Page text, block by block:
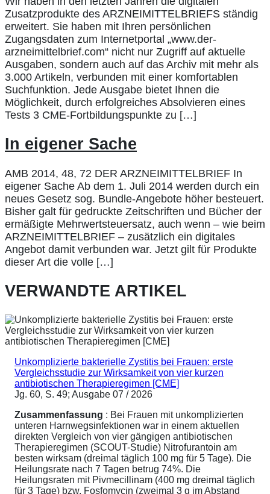
Zusatzprodukte des ARZNEIMITTELBRIEFS ständig
erweitert. Sie haben mit Ihren persönlichen
Zugangsdaten zum Internetportal „www.der-
arzneimittelbrief.com“ nicht nur Zugriff auf aktuelle
Ausgaben, sondern auch auf das Archiv mit mehr als
3.000 Artikeln, verbunden mit einer komfortablen
Suchfunktion. Jede Ausgabe bietet Ihnen die
Möglichkeit, durch erfolgreiches Absolvieren eines
Tests 3 CME-Fortbildungspunkte zu […]
In eigener Sache
AMB 2014, 48, 72 DER ARZNEIMITTELBRIEF In
eigener Sache Ab dem 1. Juli 2014 werden durch ein
neues Gesetz sog. Bundle-Angebote höher besteuert.
Bisher galt für gedruckte Zeitschriften und Bücher der
ermäßigte Mehrwertsteuersatz, auch wenn – wie beim
ARZNEIMITTELBRIEF – zusätzlich ein digitales
Angebot damit verbunden war. Jetzt gilt für Produkte
dieser Art die volle […]
VERWANDTE ARTIKEL
Unkomplizierte bakterielle Zystitis bei Frauen: erste
Vergleichsstudie zur Wirksamkeit von vier kurzen
antibiotischen Therapieregimen [CME]
Jg. 60, S. 49; Ausgabe 07 / 2026
Zusammenfassung : Bei Frauen mit unkomplizierten
unteren Harnwegsinfektionen war in einem aktuellen
direkten Vergleich von vier gängigen antibiotischen
Therapieregimen (SCOUT-Studie) Nitrofurantoin am
besten wirksam (dreimal täglich 100 mg für 5 Tage). Die
Heilungsrate nach 7 Tagen betrug 74%. Die
Heilungsraten mit Pivmecillinam (400 mg dreimal täglich
für 3 Tage) bzw. Fosfomycin (zweimal 3 g im Abstand